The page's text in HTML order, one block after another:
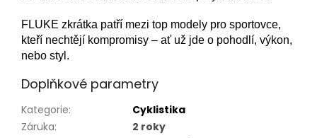
FLUKE zkrátka patří mezi top modely pro sportovce,
kteří nechtějí kompromisy – ať už jde o pohodlí, výkon,
nebo styl.
Doplňkové parametry
Kategorie:
Cyklistika
Záruka:
2 roky